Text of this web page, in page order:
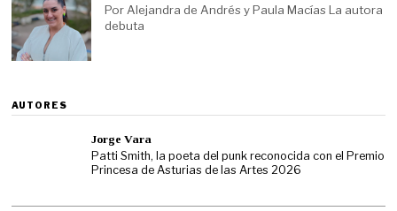
Por Alejandra de Andrés y Paula Macías La autora
debuta
AUTORES
Jorge Vara
Patti Smith, la poeta del punk reconocida con el Premio
Princesa de Asturias de las Artes 2026